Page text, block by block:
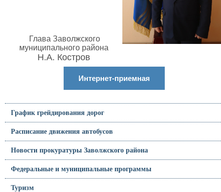
Глава Заволжского
муниципального района
Н.А. Костров
Интернет-приемная
График грейдирования дорог
Расписание движения автобусов
Новости прокуратуры Заволжского района
Федеральные и муниципальные программы
Туризм